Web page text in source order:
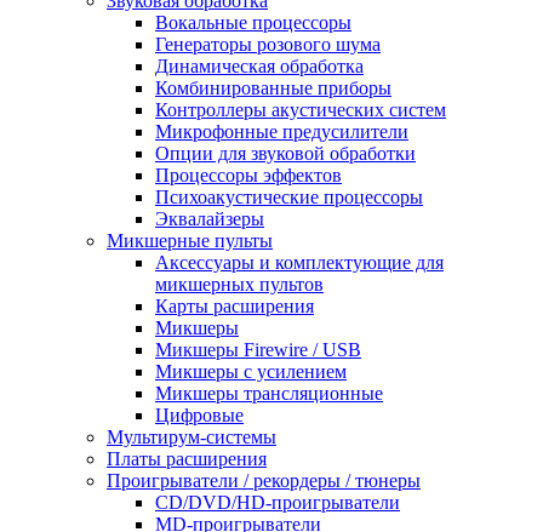
Вокальные процессоры
Генераторы розового шума
Динамическая обработка
Комбинированные приборы
Контроллеры акустических систем
Микрофонные предусилители
Опции для звуковой обработки
Процессоры эффектов
Психоакустические процессоры
Эквалайзеры
Микшерные пульты
Аксессуары и комплектующие для
микшерных пультов
Карты расширения
Микшеры
Микшеры Firewire / USB
Микшеры с усилением
Микшеры трансляционные
Цифровые
Мультирум-системы
Платы расширения
Проигрыватели / рекордеры / тюнеры
CD/DVD/HD-проигрыватели
MD-проигрыватели